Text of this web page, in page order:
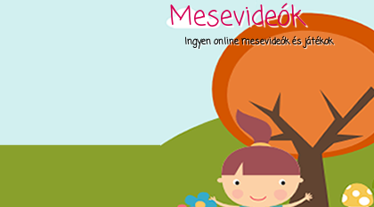
Mesevideók
Ingyen online mesevideók és játékok